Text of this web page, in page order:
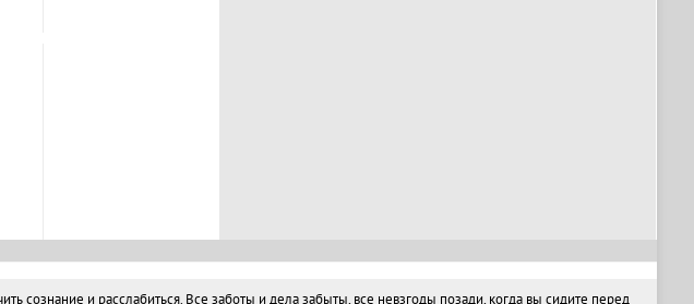
и расслабиться. Все заботы и дела забыты, все невзгоды позади, когда вы сидите перед